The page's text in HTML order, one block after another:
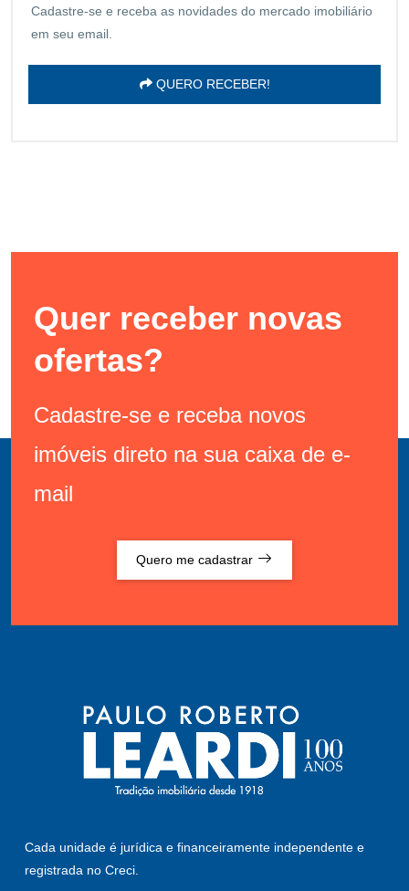
Cadastre-se e receba as novidades do mercado imobiliário
em seu email.
QUERO RECEBER!
Quer receber novas
ofertas?
Cadastre-se e receba novos
imóveis direto na sua caixa de e-
mail
Quero me cadastrar
Cada unidade é jurídica e financeiramente independente e
registrada no Creci.